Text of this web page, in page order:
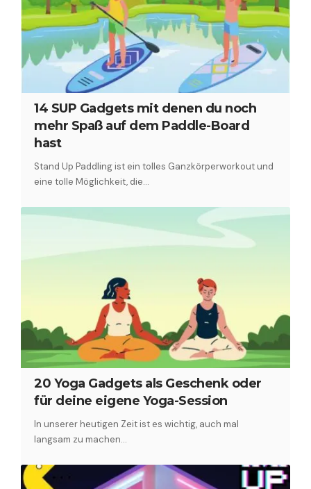
14 SUP Gadgets mit denen du noch
mehr Spaß auf dem Paddle-Board
hast
Stand Up Paddling ist ein tolles Ganzkörperworkout und
eine tolle Möglichkeit, die…
20 Yoga Gadgets als Geschenk oder
für deine eigene Yoga-Session
In unserer heutigen Zeit ist es wichtig, auch mal
langsam zu machen…